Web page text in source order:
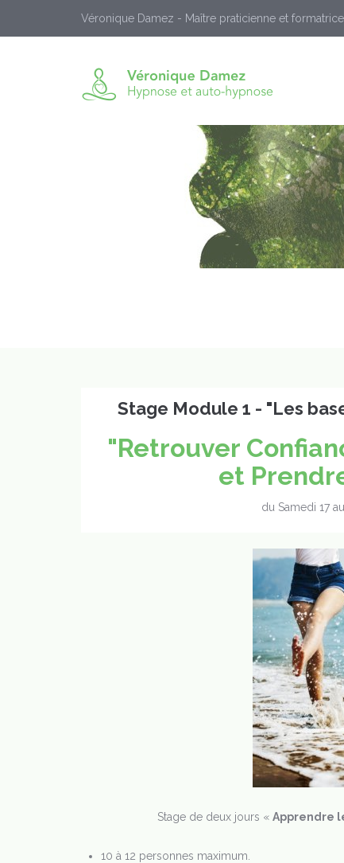
Véronique Damez - Maître praticienne et
Stage Module 1 - "Les
"Retrouver
et
du Samedi 17
Stage de deux jours « Apprendre
10 à 12 personnes maximum.